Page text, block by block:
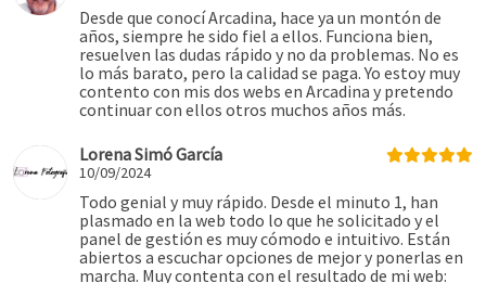
Desde que conocí Arcadina, hace ya un montón de
años, siempre he sido fiel a ellos. Funciona bien,
resuelven las dudas rápido y no da problemas. No es
lo más barato, pero la calidad se paga. Yo estoy muy
contento con mis dos webs en Arcadina y pretendo
continuar con ellos otros muchos años más.
Lorena Simó García
10/09/2024
Todo genial y muy rápido. Desde el minuto 1, han
plasmado en la web todo lo que he solicitado y el
panel de gestión es muy cómodo e intuitivo. Están
abiertos a escuchar opciones de mejor y ponerlas en
marcha. Muy contenta con el resultado de mi web: